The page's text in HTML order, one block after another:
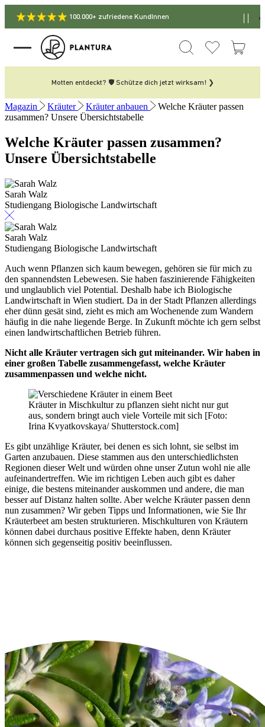
100.000+ zufriedene KundInnen
Motten entdeckt? 🛡️ Schütze dich jetzt wirksam! ❯
Magazin Kräuter Kräuter anbauen
Welche Kräuter passen
zusammen? Unsere Übersichtstabelle
Welche Kräuter passen zusammen?
Unsere Übersichtstabelle
Sarah Walz
Studiengang Biologische Landwirtschaft
Sarah Walz
Studiengang Biologische Landwirtschaft
Auch wenn Pflanzen sich kaum bewegen, gehören sie für mich zu
den spannendsten Lebewesen. Sie haben faszinierende Fähigkeiten
und unglaublich viel Potential. Deshalb habe ich Biologische
Landwirtschaft in Wien studiert. Da in der Stadt Pflanzen allerdings
eher dünn gesät sind, zieht es mich am Wochenende zum Wandern
häufig in die nahe liegende Berge. In Zukunft möchte ich gern selbst
einen landwirtschaftlichen Betrieb führen.
Nicht alle Kräuter vertragen sich gut miteinander. Wir haben in
einer großen Tabelle zusammengefasst, welche Kräuter
zusammenpassen und welche nicht.
Kräuter in Mischkultur zu pflanzen sieht nicht nur gut
aus, sondern bringt auch viele Vorteile mit sich [Foto:
Irina Kvyatkovskaya/ Shutterstock.com]
Es gibt unzählige Kräuter, bei denen es sich lohnt, sie selbst im
Garten anzubauen. Diese stammen aus den unterschiedlichsten
Regionen dieser Welt und würden ohne unser Zutun wohl nie alle
aufeinandertreffen. Wie im richtigen Leben auch gibt es daher
einige, die bestens miteinander auskommen und andere, die man
besser auf Distanz halten sollte. Aber welche Kräuter passen denn
nun zusammen? Wir geben Tipps und Informationen, wie Sie Ihr
Kräuterbeet am besten strukturieren. Mischkulturen von Kräutern
können dabei durchaus positive Effekte haben, denn Kräuter
können sich gegenseitig positiv beeinflussen.